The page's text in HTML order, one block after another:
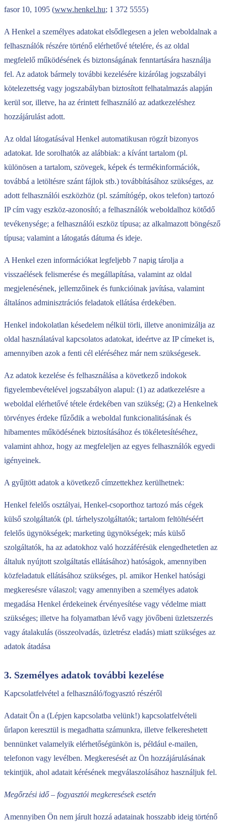
fasor 10, 1095 (www.henkel.hu; 1 372 5555)
A Henkel a személyes adatokat elsődlegesen a jelen weboldalnak a
felhasználók részére történő elérhetővé tételére, és az oldal
megfelelő működésének és biztonságának fenntartására használja
fel. Az adatok bármely további kezelésére kizárólag jogszabályi
kötelezettség vagy jogszabályban biztosított felhatalmazás alapján
kerül sor, illetve, ha az érintett felhasználó az adatkezeléshez
hozzájárulást adott.
Az oldal látogatásával Henkel automatikusan rögzít bizonyos
adatokat. Ide sorolhatók az alábbiak: a kívánt tartalom (pl.
különösen a tartalom, szövegek, képek és termékinformációk,
továbbá a letöltésre szánt fájlok stb.) továbbításához szükséges, az
adott felhasználói eszközhöz (pl. számítógép, okos telefon) tartozó
IP cím vagy eszköz-azonosító; a felhasználók weboldalhoz kötődő
tevékenysége; a felhasználói eszköz típusa; az alkalmazott böngésző
típusa; valamint a látogatás dátuma és ideje.
A Henkel ezen információkat legfeljebb 7 napig tárolja a
visszaélések felismerése és megállapítása, valamint az oldal
megjelenésének, jellemzőinek és funkcióinak javítása, valamint
általános adminisztrációs feladatok ellátása érdekében.
Henkel indokolatlan késedelem nélkül törli, illetve anonimizálja az
oldal használatával kapcsolatos adatokat, ideértve az IP címeket is,
amennyiben azok a fenti cél eléréséhez már nem szükségesek.
Az adatok kezelése és felhasználása a következő indokok
figyelembevételével jogszabályon alapul: (1) az adatkezelésre a
weboldal elérhetővé tétele érdekében van szükség; (2) a Henkelnek
törvényes érdeke fűződik a weboldal funkcionalitásának és
hibamentes működésének biztosításához és tökéletesítéséhez,
valamint ahhoz, hogy az megfeleljen az egyes felhasználók egyedi
igényeinek.
A gyűjtött adatok a következő címzettekhez kerülhetnek:
Henkel felelős osztályai, Henkel-csoporthoz tartozó más cégek
külső szolgáltatók (pl. tárhelyszolgáltatók; tartalom feltöltéséért
felelős ügynökségek; marketing ügynökségek; más külső
szolgáltatók, ha az adatokhoz való hozzáférésük elengedhetetlen az
általuk nyújtott szolgáltatás ellátásához) hatóságok, amennyiben
közfeladatuk ellátásához szükséges, pl. amikor Henkel hatósági
megkeresésre válaszol; vagy amennyiben a személyes adatok
megadása Henkel érdekeinek érvényesítése vagy védelme miatt
szükséges; illetve ha folyamatban lévő vagy jövőbeni üzletszerzés
vagy átalakulás (összeolvadás, üzletrész eladás) miatt szükséges az
adatok átadása
3. Személyes adatok további kezelése
Kapcsolatfelvétel a felhasználó/fogyasztó részéről
Adatait Ön a (Lépjen kapcsolatba velünk!) kapcsolatfelvételi
űrlapon keresztül is megadhatta számunkra, illetve felkereshetett
bennünket valamelyik elérhetőségünkön is, például e-mailen,
telefonon vagy levélben. Megkeresését az Ön hozzájárulásának
tekintjük, ahol adatait kérésének megválaszolásához használjuk fel.
Megőrzési idő – fogyasztói megkeresések esetén
Amennyiben Ön nem járult hozzá adatainak hosszabb ideig történő